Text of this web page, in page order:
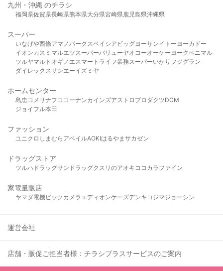
九州・沖縄 のチラシ
福岡県佐賀県長崎県熊本県大分県宮崎県鹿児島県沖縄県
スーパー
いなげや西條アマノパークスベイシア ビッグヨーサンイトーヨーカドー
イオンカスミ マルエツスーパーバリューヤオコーオーケー ヨークベニマル
ツルヤマルト オギノ エスマート ライフ業務スーパーいかり フジグラン
ダイレックスサンエーイズミヤ
ホームセンター
島忠 コメリ ナフコ コーナンカインズアストロプロダクツDCM
ジョイフル本田
ファッション
ユニクロ しまむら アベイルAOKIはるやま サカゼン
ドラッグストア
ツルハドラッグサンドラッグクスリのアオキ ココカラファイン
家電量販店
ヤマダ電機ビックカメラ エディオンケーズデンキ コジマジョーシン
運営会社
店舗・販促ご担当者様：チラシプラスサービスのご案内